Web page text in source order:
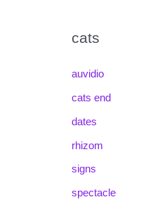
cats
auvidio
cats end
dates
rhizom
signs
spectacle